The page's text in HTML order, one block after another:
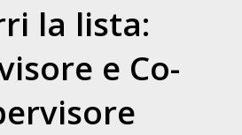
la lista:
e Co-